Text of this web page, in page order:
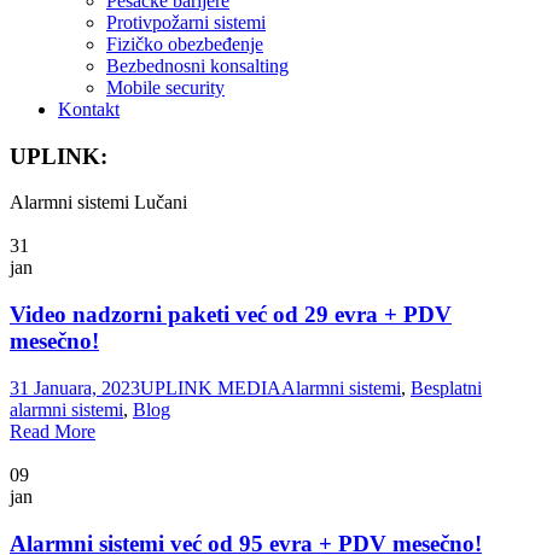
Protivpožarni sistemi
Fizičko obezbeđenje
Bezbednosni konsalting
Mobile security
Kontakt
UPLINK:
Alarmni sistemi Lučani
31
jan
Video nadzorni paketi već od 29 evra + PDV
mesečno!
31 Januara, 2023UPLINK MEDIAAlarmni sistemi, Besplatni
alarmni sistemi, Blog
Read More
09
jan
Alarmni sistemi već od 95 evra + PDV mesečno!